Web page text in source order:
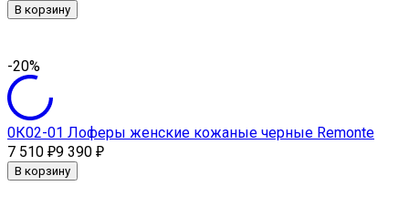
В корзину
-20%
0К02-01 Лоферы женские кожаные черные Remonte
7 510 ₽9 390 ₽
В корзину